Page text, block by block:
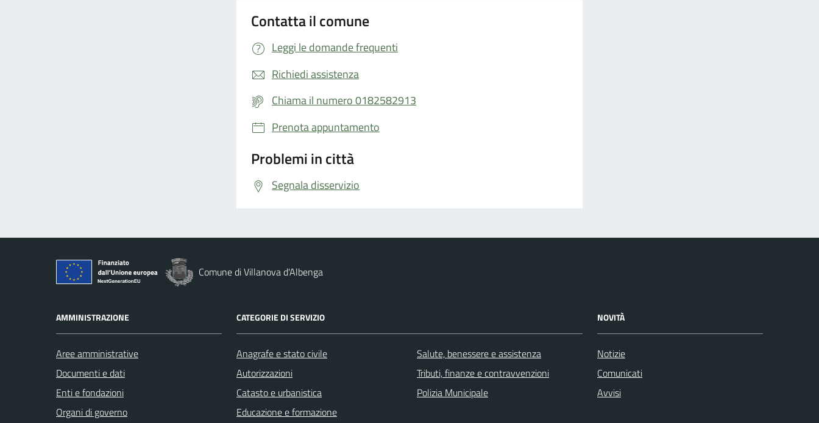
Contatta il comune
Leggi le domande frequenti
Richiedi assistenza
Chiama il numero 0182582913
Prenota appuntamento
Problemi in città
Segnala disservizio
Comune di Villanova d'Albenga
AMMINISTRAZIONE
Aree amministrative
Documenti e dati
Enti e fondazioni
Organi di governo
CATEGORIE DI SERVIZIO
Anagrafe e stato civile
Autorizzazioni
Catasto e urbanistica
Educazione e formazione
Salute, benessere e assistenza
Tributi, finanze e contravvenzioni
Polizia Municipale
NOVITÀ
Notizie
Comunicati
Avvisi